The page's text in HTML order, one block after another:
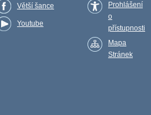
Větší šance
Youtube
Prohlášení
o
přístupnosti
Mapa
Stránek